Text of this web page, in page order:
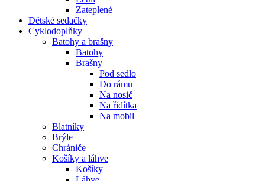
Zateplené
Dětské sedačky
Cyklodoplňky
Batohy a brašny
Batohy
Brašny
Pod sedlo
Do rámu
Na nosič
Na řidítka
Na mobil
Blatníky
Brýle
Chrániče
Košíky a láhve
Košíky